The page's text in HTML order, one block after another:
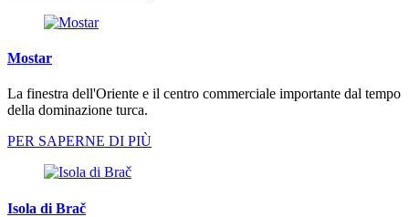
Mostar
La finestra dell'Oriente e il centro commerciale importante dal tempo
della dominazione turca.
PER SAPERNE DI PIÙ
Isola di Brač